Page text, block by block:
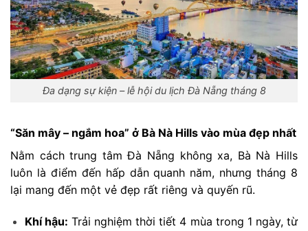
Đa dạng sự kiện – lễ hội du lịch Đà Nẵng tháng 8
“Săn mây – ngắm hoa” ở Bà Nà Hills vào mùa đẹp nhất
Nằm cách trung tâm Đà Nẵng không xa, Bà Nà Hills
luôn là điểm đến hấp dẫn quanh năm, nhưng tháng 8
lại mang đến một vẻ đẹp rất riêng và quyến rũ.
Khí hậu: Trải nghiệm thời tiết 4 mùa trong 1 ngày, từ